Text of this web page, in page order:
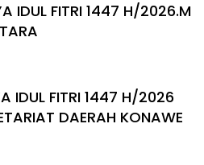
IDUL FITRI 1447 H/2026.M
IDUL FITRI 1447 H/2026
DAERAH KONAWE